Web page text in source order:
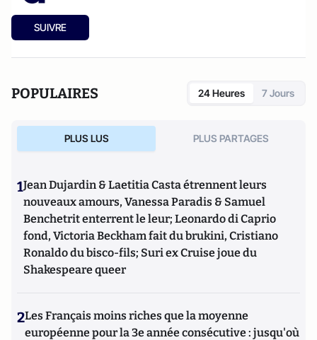
SUIVRE
POPULAIRES 24 Heures 7 Jours
PLUS LUS PLUS PARTAGES
1Jean Dujardin & Laetitia Casta étrennent leurs
nouveaux amours, Vanessa Paradis & Samuel
Benchetrit enterrent le leur; Leonardo di Caprio
fond, Victoria Beckham fait du brukini, Cristiano
Ronaldo du bisco-fils; Suri ex Cruise joue du
Shakespeare queer
2Les Français moins riches que la moyenne
européenne pour la 3e année consécutive : jusqu'où